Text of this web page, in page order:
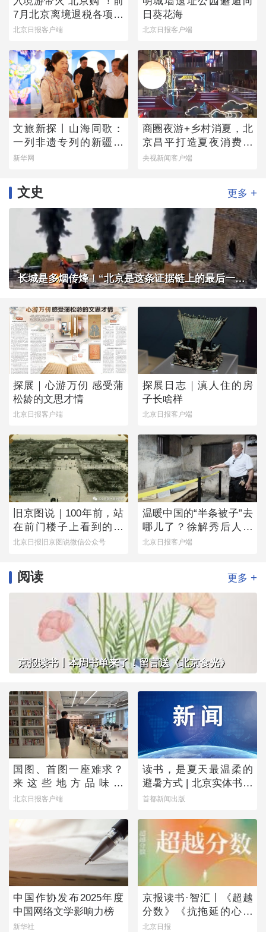
7月北京离境退税各项数
据均创新高
北京日报客户端
日葵花海
北京日报客户端
文旅新探丨山海同歌：
一列非遗专列的新疆旅
程
新华网
商圈夜游+乡村消夏，北
京昌平打造夏夜消费新
图景
央视新闻客户端
文史 更多 +
长城是多烟传烽！“北京是这条证据链上的最后一环”
探展｜心游万仞 感受蒲
松龄的文思才情
北京日报客户端
探展日志｜滇人住的房
子长啥样
北京日报客户端
旧京图说｜100年前，站
在前门楼子上看到的是
这番景象
北京日报旧京图说微信公众号
温暖中国的“半条被子”去
哪儿了？徐解秀后人道
出令人落泪的真相
北京日报客户端
阅读 更多 +
京报读书丨本周书单来了！留言送《北京食光》
国图、首图一座难求？
来这些地方品味书
香……
北京日报客户端
读书，是夏天最温柔的
避暑方式 | 北京实体书店
活动预告（8月1日-8月7
首都新闻出版
中国作协发布2025年度
中国网络文学影响力榜
新华社
京报读书·智汇丨《超越
分数》《抗拖延的心理
学》《物理学的第一次
北京日报